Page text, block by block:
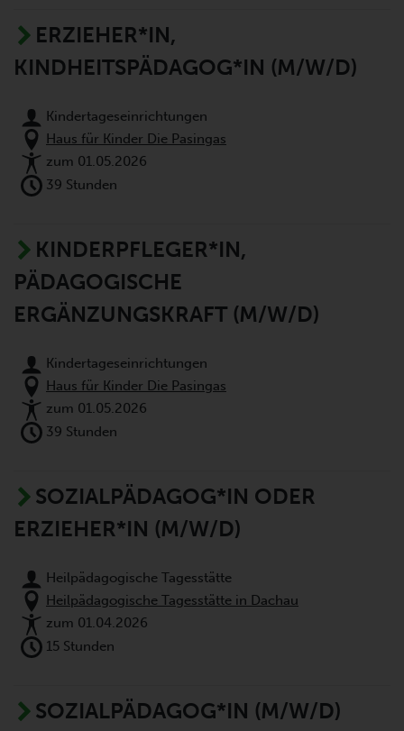
ERZIEHER*IN,
KINDHEITSPÄDAGOG*IN (M/W/D)
Kindertageseinrichtungen
Haus für Kinder Die Pasingas
zum 01.05.2026
39 Stunden
KINDERPFLEGER*IN,
PÄDAGOGISCHE
ERGÄNZUNGSKRAFT (M/W/D)
Kindertageseinrichtungen
Haus für Kinder Die Pasingas
zum 01.05.2026
39 Stunden
SOZIALPÄDAGOG*IN ODER
ERZIEHER*IN (M/W/D)
Heilpädagogische Tagesstätte
Heilpädagogische Tagesstätte in Dachau
zum 01.04.2026
15 Stunden
SOZIALPÄDAGOG*IN (M/W/D)